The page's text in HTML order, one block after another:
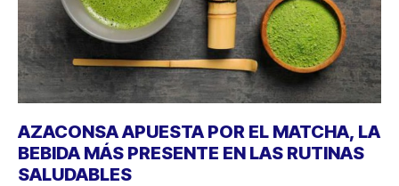
AZACONSA APUESTA POR EL MATCHA, LA
BEBIDA MÁS PRESENTE EN LAS RUTINAS
SALUDABLES